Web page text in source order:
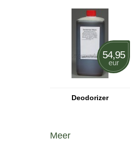
54,95
eur
Deodorizer
Meer